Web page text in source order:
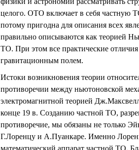
целого. ОТО включает в себя частную
потому пригодна для описания всех
правильно описываются как теорией
ТО. При этом все практические
гравитационным полем.
Истоки возникновения теории
противоречии между ньютоновской
электромагнитной теорией
конце 19 в. Созданию частной ТО,
противоречие, мы обязаны не только
Г.Лоренцу и А.Пуанкаре. Именно
математический аппарат частной ТО.